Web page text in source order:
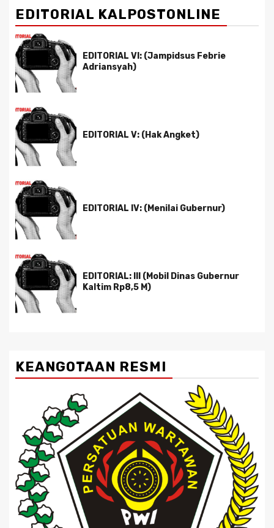
EDITORIAL KALPOSTONLINE
EDITORIAL VI: (Jampidsus Febrie
Adriansyah)
EDITORIAL V: (Hak Angket)
EDITORIAL IV: (Menilai Gubernur)
EDITORIAL: III (Mobil Dinas Gubernur
Kaltim Rp8,5 M)
KEANGOTAAN RESMI